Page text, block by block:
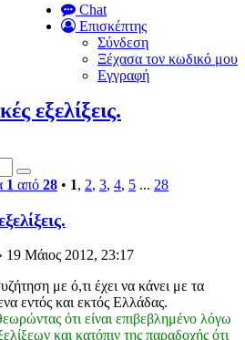
Chat
Επισκέπτης
Σύνδεση
Ξέχασα τον κωδικό μου
Εγγραφή
εξελίξεις.
1 από 28 • 1, 2, 3, 4, 5 ... 28
19 Μάιος 2012, 23:17
με ό,τι έχει να κάνει με τα
εντός και εκτός Ελλάδας.
ότι είναι επιβεβλημένο λόγω
και κατόπιν της παραδοχής ότι